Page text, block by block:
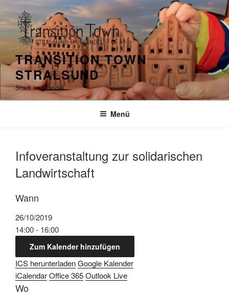
Inhalt
springen
TRANSITION TOWN
STRALSUND
Stadt im Wandel
Menü
Infoveranstaltung zur solidarischen
Landwirtschaft
Wann
26/10/2019
14:00 - 16:00
Zum Kalender hinzufügen
ICS herunterladenGoogle Kalender
iCalendarOffice 365Outlook Live
Wo